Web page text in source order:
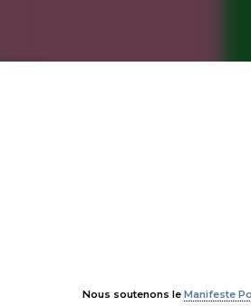
Nous soutenons le Manifeste